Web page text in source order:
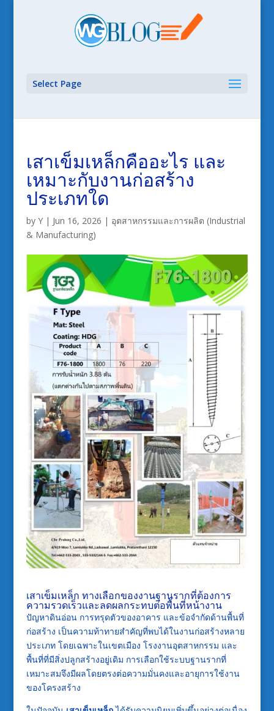
Select Page
เสาเข็มเหล็กคืออะไร และ
เหมาะกับงานก่อสร้าง
ประเภทใด
by Y| Jun 16, 2026 | อุตสาหกรรมและการผลิต (Industrial
& Manufacturing)
เสาเข็มเหล็ก ทางเลือกของงานฐานรากที่ต้องการ
ความรวดเร็วและลดผลกระทบต่อพื้นที่หน้างาน
ปัญหาดินอ่อน การทรุดตัวของอาคาร และข้อจำกัดด้านพื้นที่
ก่อสร้าง เป็นความท้าทายสำคัญที่พบได้ในงานก่อสร้างหลาย
ประเภท โดยเฉพาะในเขตเมือง โรงงานอุตสาหกรรม และ
พื้นที่ที่มีสิ่งปลูกสร้างอยู่เดิม การเลือกใช้ระบบฐานรากที่
เหมาะสมจึงมีผลโดยตรงต่อความมั่นคงและอายุการใช้งาน
ของโครงสร้าง